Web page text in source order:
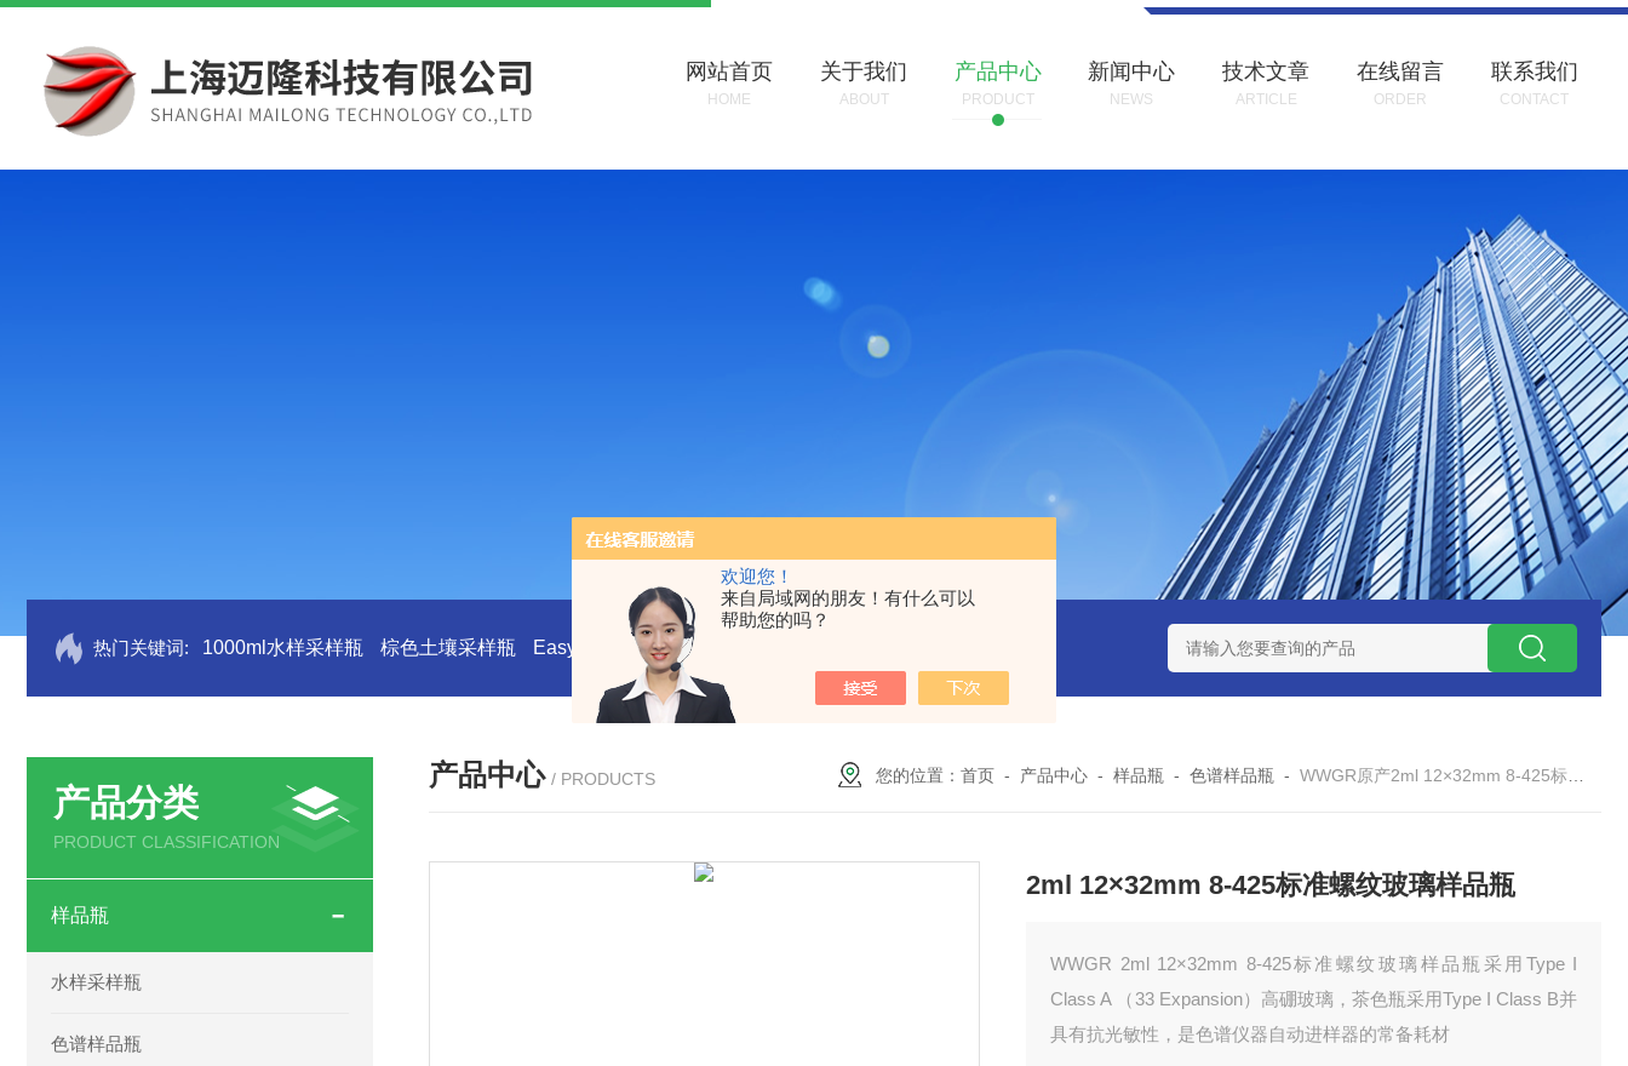
欢迎您！
来自局域网的朋友！有什么可以
帮助您的吗？
网站首页
HOME
关于我们
ABOUT
产品中心
PRODUCT
新闻中心
NEWS
技术文章
ARTICLE
在线留言
ORDER
联系我们
CONTACT
热门关键词: 1000ml水样采样瓶 棕色土壤采样瓶 EasyDraw Syringe®采样手柄与采样套筒 CHMLAB无黏合剂玻璃微纤维滤纸 Thermo ICP/ICPMS蠕动泵管 PerkinElmer
产品分类
PRODUCT CLASSIFICATION
样品瓶
水样采样瓶
色谱样品瓶
产品中心 / PRODUCTS 您的位置：首页 - 产品中心 -样品瓶 -色谱样品瓶 -WWGR原产2ml 12×32mm 8-425标准螺纹玻璃样品瓶
2ml 12×32mm 8-425标准螺纹玻璃样品瓶
WWGR 2ml 12×32mm 8-425标准螺纹玻璃样品瓶采用Type I
Class A （33 Expansion）高硼玻璃，茶色瓶采用Type I Class B并
具有抗光敏性，是色谱仪器自动进样器的常备耗材